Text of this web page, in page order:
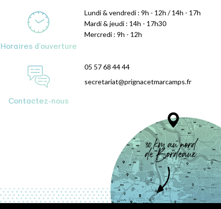
Horaires d'ouverture
Lundi & vendredi : 9h - 12h / 14h - 17h
Mardi & jeudi : 14h - 17h30
Mercredi : 9h - 12h
Contactez-nous
05 57 68 44 44
secretariat@prignacetmarcamps.fr